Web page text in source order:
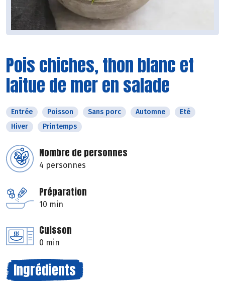
Pois chiches, thon blanc et
laitue de mer en salade
Entrée Poisson Sans porc Automne
Eté
Hiver
Printemps
Nombre de personnes
4 personnes
Préparation
10 min
Cuisson
0 min
Ingrédients